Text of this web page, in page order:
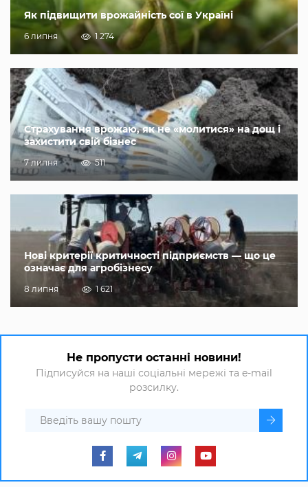
Як підвищити врожайність сої в Україні
6 липня 1 274
Страхування врожаю, як не «молитися» на дощ і
захистити свій бізнес
7 липня 511
Нові критерії критичності підприємств — що це
означає для агробізнесу
8 липня 1 621
Не пропусти останні новини!
Підписуйся на наші соціальні мережі та e-mail
розсилку.